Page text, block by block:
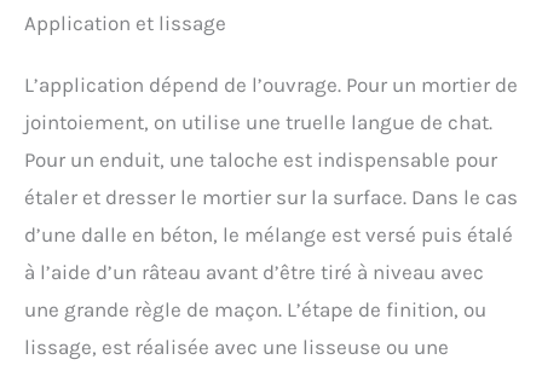
facile.
ROBUSTESSE: Couronne dentée en fonte
pour une longévité optimale.
sélectionné et testé par nos équipes en Haute-Loire.
Application et lissage
L’application dépend de l’ouvrage. Pour un mortier de
jointoiement, on utilise une truelle langue de chat.
Pour un enduit, une taloche est indispensable pour
étaler et dresser le mortier sur la surface. Dans le cas
d’une dalle en béton, le mélange est versé puis étalé
à l’aide d’un râteau avant d’être tiré à niveau avec
une grande règle de maçon. L’étape de finition, ou
lissage, est réalisée avec une lisseuse ou une